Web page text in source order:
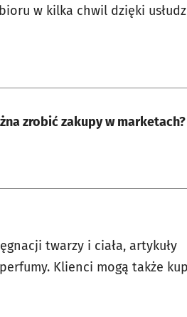
w kilka chwil dzięki
zrobić zakupy w marketach?
twarzy i ciała, artykuły
Klienci mogą także